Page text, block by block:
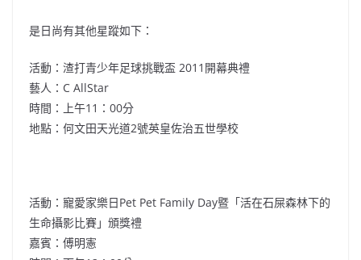
是日尚有其他星蹤如下：
活動：渣打青少年足球挑戰盃 2011開幕典禮
藝人：C AllStar
時間：上午11：00分
地點：何文田天光道2號英皇佐治五世學校
活動：寵愛家樂日Pet Pet Family Day暨「活在石屎森林下的
生命攝影比賽」頒獎禮
嘉賓：傅明憲